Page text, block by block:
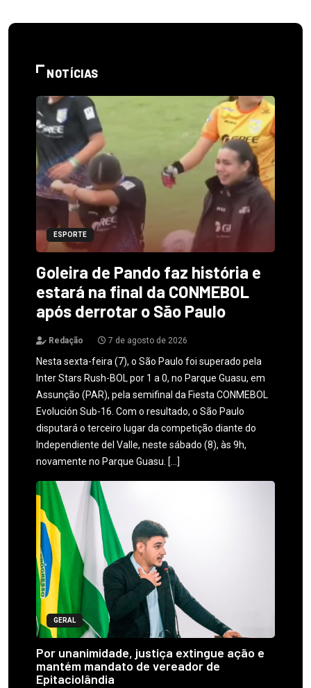
NOTÍCIAS
ESPORTE
Goleira de Pando faz história e
estará na final da CONMEBOL
após derrotar o São Paulo
Redação 7 de agosto de 2026
Nesta sexta-feira (7), o São Paulo foi superado pela
Inter Stars Rush-BOL por 1 a 0, no Parque Guasu, em
Assunção (PAR), pela semifinal da Fiesta CONMEBOL
Evolución Sub-16. Com o resultado, o São Paulo
disputará o terceiro lugar da competição diante do
Independiente del Valle, neste sábado (8), às 9h,
novamente no Parque Guasu. […]
GERAL
Por unanimidade, justiça extingue ação e
mantém mandato de vereador de
Epitaciolândia